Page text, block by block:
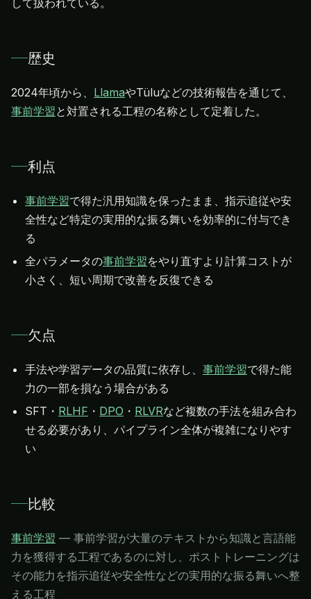
して扱われている。
歴史
2024年頃から、 LlamaやTüluなどの技術報告を通じて、
事前学習と対置される工程の名称として定着した。
利点
事前学習で得た汎用知識を保ったまま、指示追従や安
全性など特定の実用的な振る舞いを効率的に付与でき
る
全パラメータの事前学習をやり直すより計算コストが
小さく、短い周期で改善を反復できる
欠点
手法や学習データの品質に依存し、 事前学習で得た能
力の一部を損なう場合がある
SFT・ RLHF ・ DPO ・ RLVRなど複数の手法を組み合わ
せる必要があり、パイプライン全体が複雑になりやす
い
比較
事前学習 — 事前学習が大量のテキストから知識と言語能
力を獲得する工程であるのに対し、ポストトレーニングは
その能力を指示追従や安全性などの実用的な振る舞いへ整
える工程